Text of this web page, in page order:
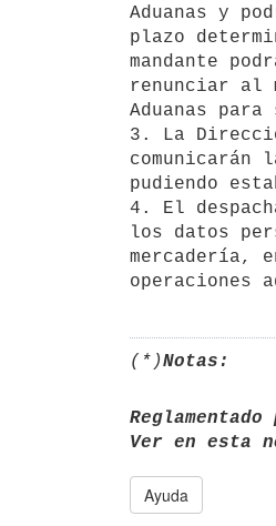
Aduanas y
plazo
mandante
renunciar al
Aduanas
3. La
pudiendo
4. El
los datos
mercadería,
(*)Notas:
Reglamentado
Ver en esta
Ayuda